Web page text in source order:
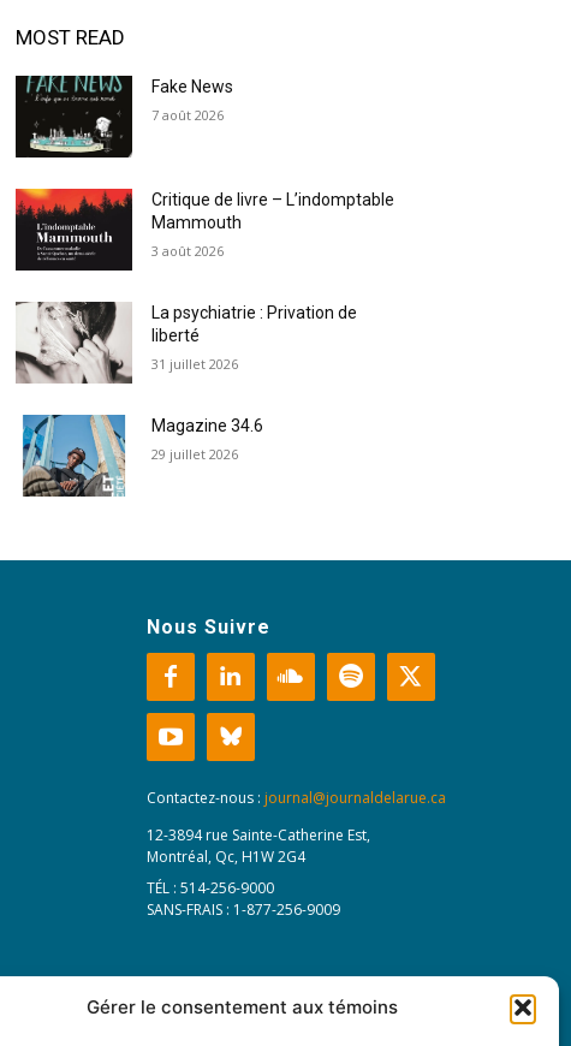
Gérer le consentement aux témoins
MOST READ
Fake News
7 août 2026
Critique de livre – L’indomptable
Mammouth
3 août 2026
La psychiatrie : Privation de
liberté
31 juillet 2026
Magazine 34.6
29 juillet 2026
Nous Suivre
Contactez-nous : journal@journaldelarue.ca
12-3894 rue Sainte-Catherine Est,
Montréal, Qc, H1W 2G4
TÉL : 514-256-9000
SANS-FRAIS : 1-877-256-9009